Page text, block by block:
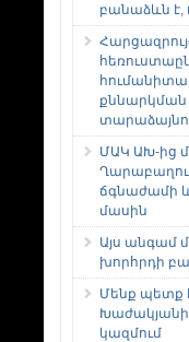
բանաձևն է,
ՄԱԿ ԱԽ-ից
ճգնաժամի
մասին
Այս անգամ
խորհրդի
Մենք պետք
կազմում